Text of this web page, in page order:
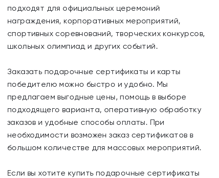
подходят для официальных церемоний
награждения, корпоративных мероприятий,
спортивных соревнований, творческих конкурсов,
школьных олимпиад и других событий.
Заказать подарочные сертификаты и карты
победителю можно быстро и удобно. Мы
предлагаем выгодные цены, помощь в выборе
подходящего варианта, оперативную обработку
заказов и удобные способы оплаты. При
необходимости возможен заказ сертификатов в
большом количестве для массовых мероприятий.
Если вы хотите купить подарочные сертификаты